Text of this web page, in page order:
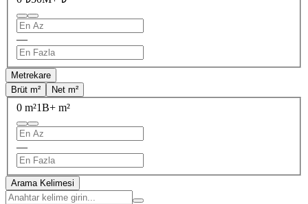
—
Metrekare
Brüt m²
Net m²
0 m²1B+ m²
—
Arama Kelimesi